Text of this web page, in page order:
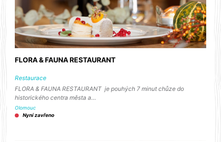
FLORA & FAUNA RESTAURANT
Restaurace
FLORA & FAUNA RESTAURANT je pouhých 7 minut chůze do
historického centra města a…
Olomouc
Nyní zavřeno